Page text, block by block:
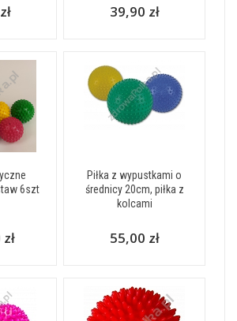
39,90 zł
6szt
Piłka z wypustkami o
średnicy 20cm, piłka z
kolcami
55,00 zł